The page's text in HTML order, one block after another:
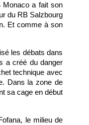
a fait son
du RB Salzbourg
Et comme à son
les débats dans
a créé du danger
technique avec
Dans la zone de
sa cage en début
le milieu de